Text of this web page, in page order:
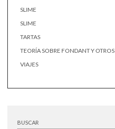
SLIME
SLIME
TARTAS
TEORÍA SOBRE FONDANT Y OTROS
VIAJES
BUSCAR